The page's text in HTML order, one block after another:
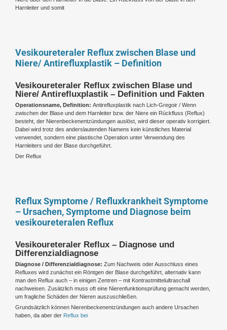
Harnleiter und somit
Vesikoureteraler Reflux zwischen Blase und
Niere/ Antirefluxplastik – Definition
Vesikoureteraler Reflux zwischen Blase und
Niere/ Antirefluxplastik – Definition und Fakten
Operationsname, Definition: Antirefluxplastik nach Lich-Gregoir / Wenn
zwischen der Blase und dem Harnleiter bzw. der Niere ein Rückfluss (Reflux)
besteht, der Nierenbeckenentzündungen auslöst, wird dieser operativ korrigiert.
Dabei wird trotz des anderslautenden Namens kein künstliches Material
verwendet, sondern eine plastische Operation unter Verwendung des
Harnleiters und der Blase durchgeführt.
Der Reflux
Reflux Symptome / Refluxkrankheit Symptome
– Ursachen, Symptome und Diagnose beim
vesikoureteralen Reflux
Vesikoureteraler Reflux – Diagnose und
Differenzialdiagnose
Diagnose / Differenzialdiagnose: Zum Nachweis oder Ausschluss eines
Refluxes wird zunächst ein Röntgen der Blase durchgeführt, alternativ kann
man den Reflux auch – in einigen Zentren – mit Kontrastmittelultraschall
nachweisen. Zusätzlich muss oft eine Nierenfunktionsprüfung gemacht werden,
um fragliche Schäden der Nieren auszuschließen.
Grundsätzlich können Nierenbeckenentzündungen auch andere Ursachen
haben, da aber der Reflux bei